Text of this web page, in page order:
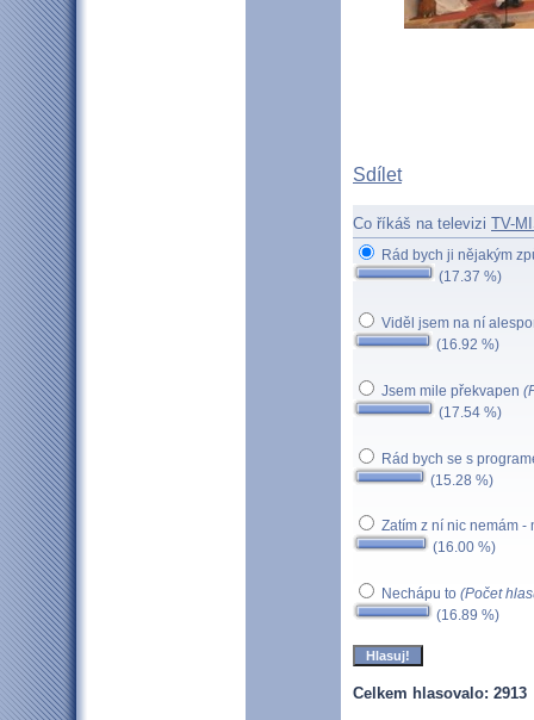
Sdílet
Co říkáš na televizi TV-
Rád bych ji nějakým
(17.37 %)
Viděl jsem na ní
(16.92 %)
Jsem mile překvapen
(17.54 %)
Rád bych se s
(15.28 %)
Zatím z ní nic nemám
(16.00 %)
Nechápu to (Počet
(16.89 %)
Celkem hlasovalo: 2913